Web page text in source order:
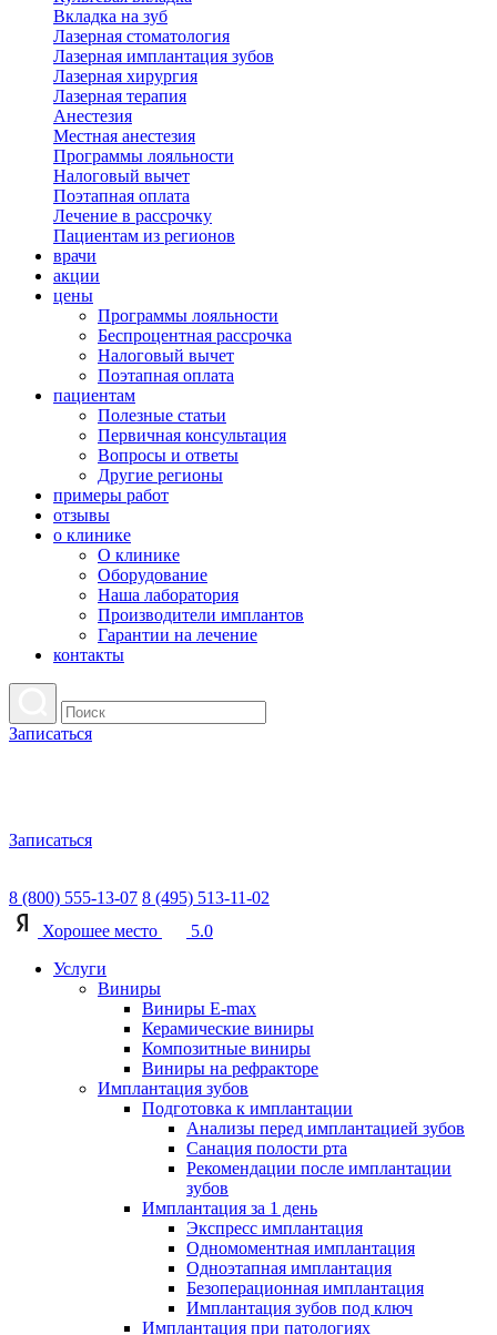
Вкладка на зуб
Лазерная стоматология
Лазерная имплантация зубов
Лазерная хирургия
Лазерная терапия
Анестезия
Местная анестезия
Программы лояльности
Налоговый вычет
Поэтапная оплата
Лечение в рассрочку
Пациентам из регионов
врачи
акции
цены
Программы лояльности
Беспроцентная рассрочка
Налоговый вычет
Поэтапная оплата
пациентам
Полезные статьи
Первичная консультация
Вопросы и ответы
Другие регионы
примеры работ
отзывы
о клинике
О клинике
Оборудование
Наша лаборатория
Производители имплантов
Гарантии на лечение
контакты
Записаться
Записаться
8 (800) 555-13-07 8 (495) 513-11-02
Хорошее место
5.0
Услуги
Виниры
Виниры E-max
Керамические виниры
Композитные виниры
Виниры на рефракторе
Имплантация зубов
Подготовка к имплантации
Анализы перед имплантацией зубов
Санация полости рта
Рекомендации после имплантации
зубов
Имплантация за 1 день
Экспресс имплантация
Одномоментная имплантация
Одноэтапная имплантация
Безоперационная имплантация
Имплантация зубов под ключ
Имплантация при патологиях